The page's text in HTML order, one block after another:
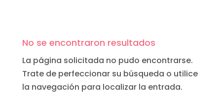
No se encontraron resultados
La página solicitada no pudo encontrarse.
Trate de perfeccionar su búsqueda o utilice
la navegación para localizar la entrada.